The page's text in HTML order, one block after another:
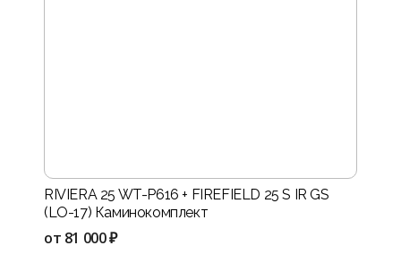
RIVIERA 25 WT-P616 + FIREFIELD 25 S IR GS
(LO-17) Каминокомплект
от 81 000 ₽